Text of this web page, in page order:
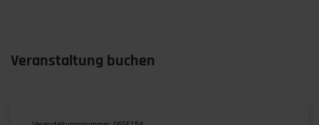
Veranstaltung buchen